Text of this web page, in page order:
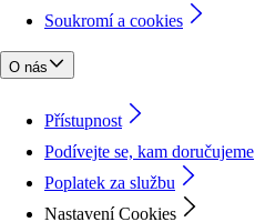
Soukromí a cookies
O nás
Přístupnost
Podívejte se, kam doručujeme
Poplatek za službu
Nastavení Cookies